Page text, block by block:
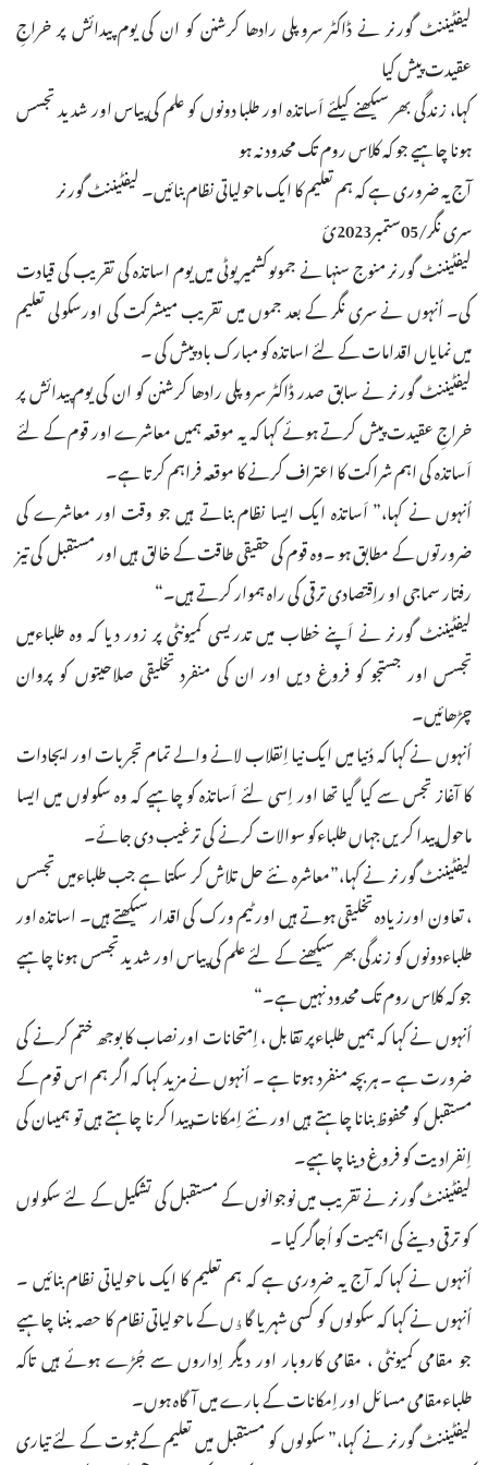
لیفٹیننٹ گورنر نے ڈاکٹر سروپلی رادھا کرشنن کو ان کی یوم پیدائش پر خراجِ
عقیدت پیش کیا
کہا، زندگی بھر سیکھنے کیلئے اَساتذہ اور طلبا دونوں کو علم کی پیاس اور شدید تجسس
ہونا چاہیے جو کہ کلاس روم تک محدود نہ ہو
آج یہ ضروری ہے کہ ہم تعلیم کا ایک ماحولیاتی نظام بنائیں۔ لیفٹیننٹ گورنر
سری نگر/05ستمبر2023ئ
لیفٹیننٹ گورنر منوج سنہا نے جموںوکشمیر یوٹی میں یوم اساتذہ کی تقریب کی قیادت
کی۔ اُنہوں نے سری نگر کے بعد جموں میں تقریب میںشرکت کی اورسکولی تعلیم
میں نمایاں اقدامات کے لئے اساتذہ کو مبارک باد پیش کی ۔
لیفٹیننٹ گورنر نے سابق صدر ڈاکٹر سروپلی رادھا کرشنن کو ان کی یوم پیدائش پر
خراجِ عقیدت پیش کرتے ہوئے کہا کہ یہ موقعہ ہمیں معاشرے اور قوم کے لئے
اَساتذہ کی اہم شراکت کا اعتراف کرنے کا موقعہ فراہم کرتا ہے۔
اُنہوں نے کہا،” اَساتذہ ایک ایسا نظام بناتے ہیں جو وقت اور معاشرے کی
ضرورتوں کے مطابق ہو ۔وہ قوم کی حقیقی طاقت کے خالق ہیں اور مستقبل کی تیز
رفتار سماجی او راِقتصادی ترقی کی راہ ہموار کرتے ہیں۔“
لیفٹیننٹ گورنر نے اَپنے خطاب میں تدریسی کمیونٹی پر زور دیا کہ وہ طلباءمیں
تجسس اور جستجو کو فروغ دیں اور ان کی منفرد تخلیقی صلاحیتوں کو پروان
چڑھائیں۔
اُنہوں نے کہا کہ دُنیا میں ایک نیا اِنقلاب لانے والے تمام تجربات اور ایجادات
کا آغاز تجس سے کیا گیا تھا اور اِسی لئے اَساتذہ کو چاہیے کہ وہ سکولوں میں ایسا
ماحول پیدا کریں جہاں طلباءکو سوالات کرنے کی ترغیب دی جائے۔
لیفٹیننٹ گورنر نے کہا،”معاشرہ نئے حل تلاش کر سکتا ہے جب طلباءمیں تجسس
، تعاون اورزیادہ تخلیقی ہوتے ہیں اور ٹیم ورک کی اقدار سیکھتے ہیں۔ اساتذہ اور
طلباءدونوں کو زندگی بھر سیکھنے کے لئے علم کی پیاس اور شدید تجسس ہونا چاہیے
جو کہ کلاس روم تک محدود نہیں ہے۔“
اُنہوں نے کہا کہ ہمیں طلباءپر تقابل ، اِمتحانات اور نصاب کا بوجھ ختم کرنے کی
ضرورت ہے ۔ ہر بچہ منفرد ہوتا ہے ۔ اُنہوں نے مزید کہا کہ اگر ہم اس قوم کے
مستقبل کو محفوظ بنانا چاہتے ہیں اور نئے اِمکانات پیدا کرنا چاہتے ہیں تو ہمیںان کی
اِنفرادیت کو فروغ دینا چاہیے۔
لیفٹیننٹ گورنر نے تقریب میں نوجوانوں کے مستقبل کی تشکیل کے لئے سکولوں
کو ترقی دینے کی اہمیت کو اُجاگر کیا ۔
اُنہوں نے کہا کہ آج یہ ضروری ہے کہ ہم تعلیم کا ایک ماحولیاتی نظام بنائیں ۔
اُنہوں نے کہا کہ سکولوں کو کسی شہر یا گاﺅں کے ماحولیاتی نظام کا حصہ بننا چاہیے
جو مقامی کمیونٹی ، مقامی کاروبار اور دیگر اِداروں سے جُڑے ہوئے ہیں تاکہ
طلباءمقامی مسائل اور اِمکانات کے بارے میں آگاہ ہوں۔
لیفٹیننٹ گورنر نے کہا،” سکولوں کو مستقبل میں تعلیم کے ثبوت کے لئے تیاری